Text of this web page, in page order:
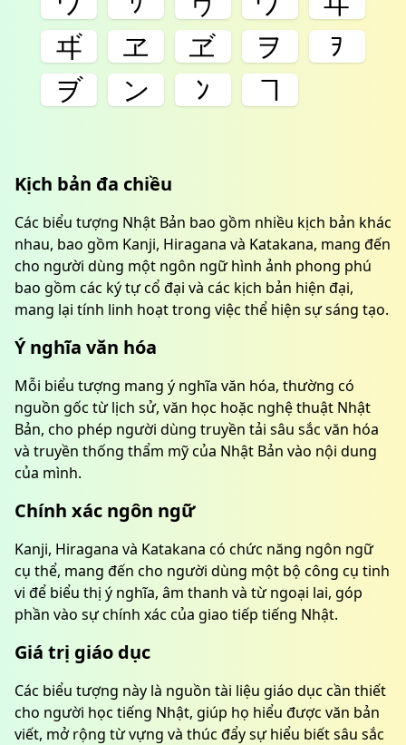
ヸ
ヱ ヹ ヲ
ｦ
ヺ
ン ﾝ ヿ
Kịch bản đa chiều
Các biểu tượng Nhật Bản bao gồm nhiều kịch bản khác
nhau, bao gồm Kanji, Hiragana và Katakana, mang đến
cho người dùng một ngôn ngữ hình ảnh phong phú
bao gồm các ký tự cổ đại và các kịch bản hiện đại,
mang lại tính linh hoạt trong việc thể hiện sự sáng tạo.
Ý nghĩa văn hóa
Mỗi biểu tượng mang ý nghĩa văn hóa, thường có
nguồn gốc từ lịch sử, văn học hoặc nghệ thuật Nhật
Bản, cho phép người dùng truyền tải sâu sắc văn hóa
và truyền thống thẩm mỹ của Nhật Bản vào nội dung
của mình.
Chính xác ngôn ngữ
Kanji, Hiragana và Katakana có chức năng ngôn ngữ
cụ thể, mang đến cho người dùng một bộ công cụ tinh
vi để biểu thị ý nghĩa, âm thanh và từ ngoại lai, góp
phần vào sự chính xác của giao tiếp tiếng Nhật.
Giá trị giáo dục
Các biểu tượng này là nguồn tài liệu giáo dục cần thiết
cho người học tiếng Nhật, giúp họ hiểu được văn bản
viết, mở rộng từ vựng và thúc đẩy sự hiểu biết sâu sắc